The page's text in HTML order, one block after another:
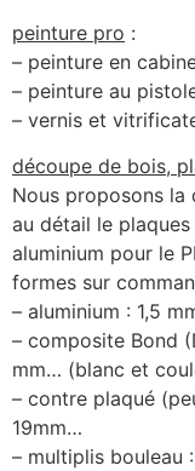
peinture pro :
– peinture en
– peinture au
– vernis et
découpe de bois,
Nous proposons la
au détail le
aluminium pour le
formes sur
– aluminium : 1,5
– composite Bond
mm… (blanc et
– contre plaqué
19mm…
– multiplis bouleau